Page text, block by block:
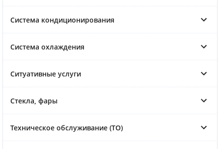
Система кондиционирования
Система охлаждения
Ситуативные услуги
Стекла, фары
Техническое обслуживание (ТО)